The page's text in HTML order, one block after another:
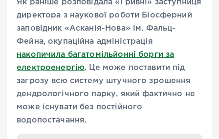
Як раніше розповідала «Гривні» заступниця
директора з наукової роботи Біосферний
заповідник «Асканія-Нова» ім. Фальц-
Фейна, окупаційна адміністрація
накопичила багатомільйонні борги за
електроенергію. Це може поставити під
загрозу всю систему штучного зрошення
дендрологічного парку, який фактично не
може існувати без постійного
водопостачання.